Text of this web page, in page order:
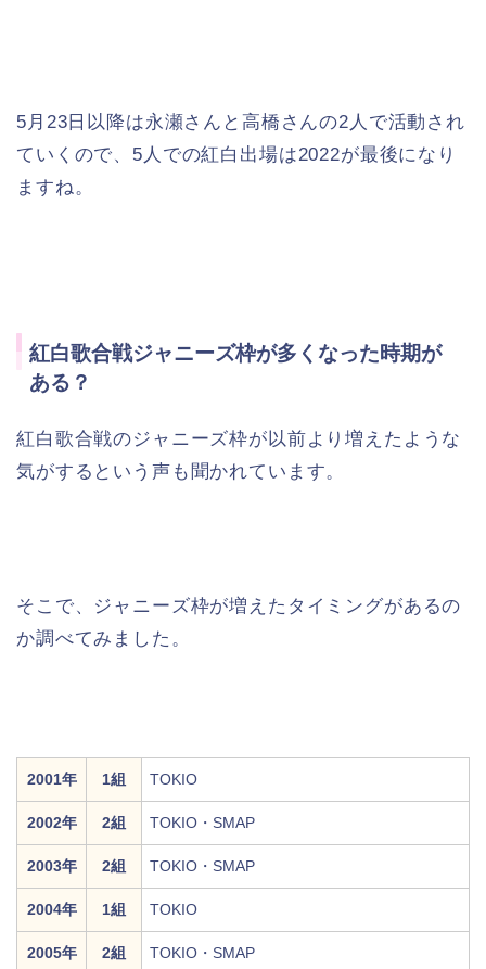
5月23日以降は永瀬さんと高橋さんの2人で活動され
ていくので、5人での紅白出場は2022が最後になり
ますね。
紅白歌合戦ジャニーズ枠が多くなった時期が
ある？
紅白歌合戦のジャニーズ枠が以前より増えたような
気がするという声も聞かれています。
そこで、ジャニーズ枠が増えたタイミングがあるの
か調べてみました。
2001年 1組 TOKIO
2002年 2組 TOKIO・SMAP
2003年 2組 TOKIO・SMAP
2004年 1組 TOKIO
2005年 2組 TOKIO・SMAP